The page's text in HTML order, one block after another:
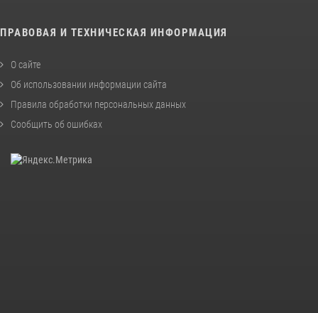
ПРАВОВАЯ И ТЕХНИЧЕСКАЯ ИНФОРМАЦИЯ
О сайте
Об использовании информации сайта
Правила обработки персональных данных
Сообщить об ошибках